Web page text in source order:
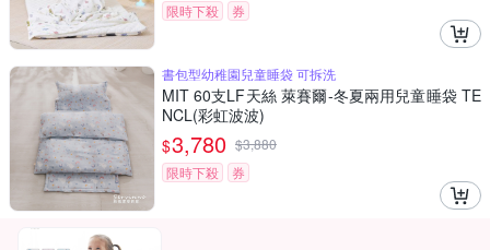
限時下殺
券
書包型幼稚園兒童睡袋 可拆洗
MIT 60支LF天絲 萊賽爾-冬夏兩用兒童睡袋 TE
NCL(彩虹波波)
$3,780 $3,880
限時下殺
券